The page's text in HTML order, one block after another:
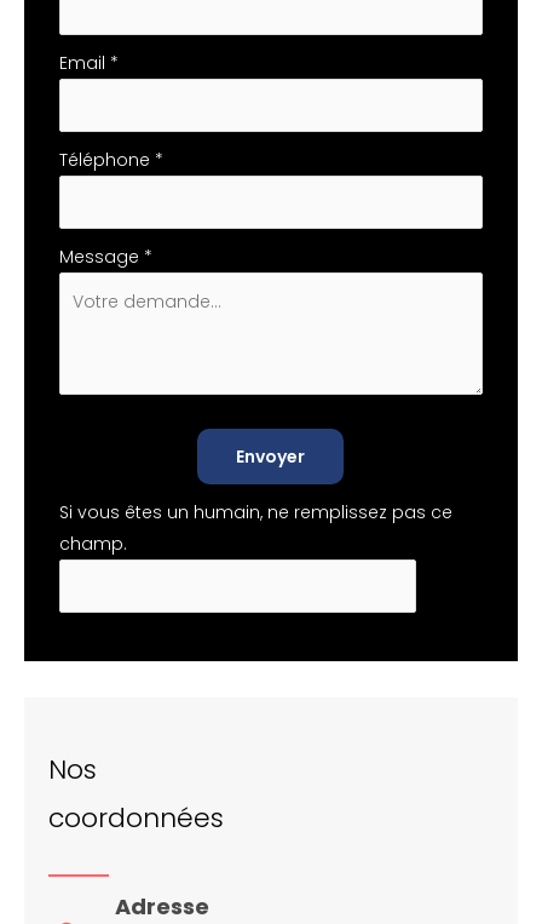
Email *
Téléphone *
Message *
Envoyer
Si vous êtes un humain, ne remplissez pas ce
champ.
Nos
coordonnées
Adresse